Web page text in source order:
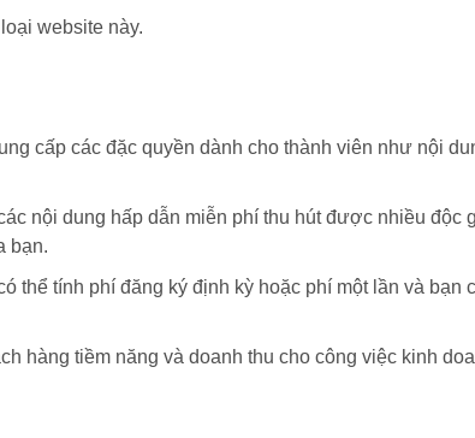
website này.
cấp các đặc quyền dành cho thành viên như nội
nội dung hấp dẫn miễn phí thu hút được nhiều độc
bạn.
tính phí đăng ký định kỳ hoặc phí một lần và bạn
hàng tiềm năng và doanh thu cho công việc kinh